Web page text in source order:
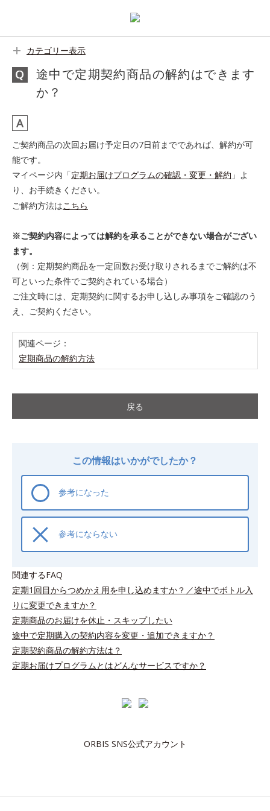
カテゴリー表示
途中で定期契約商品の解約はできます
か？
ご契約商品の次回お届け予定日の7日前までであれば、解約が可
能です。
マイページ内「定期お届けプログラムの確認・変更・解約 」よ
り、お手続きください。
ご解約方法はこちら
※ご契約内容によっては解約を承ることができない場合がござい
ます。
（例：定期契約商品を一定回数お受け取りされるまでご解約は不
可といった条件でご契約されている場合）
ご注文時には、定期契約に関するお申し込しみ事項をご確認のう
え、ご契約ください。
関連ページ：
定期商品の解約方法
戻る
この情報はいかがでしたか？
参考になった
参考にならない
関連するFAQ
定期1回目からつめかえ用を申し込めますか？／途中でボトル入
りに変更できますか？
定期商品のお届けを休止・スキップしたい
途中で定期購入の契約内容を変更・追加できますか？
定期契約商品の解約方法は？
定期お届けプログラムとはどんなサービスですか？
ORBIS SNS公式アカウント